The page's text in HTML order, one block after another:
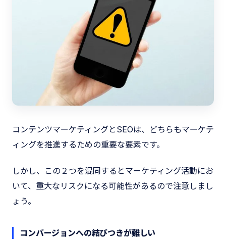
コンテンツマーケティングとSEOは、どちらもマーケテ
ィングを推進するための重要な要素です。
しかし、この２つを混同するとマーケティング活動にお
いて、重大なリスクになる可能性があるので注意しまし
ょう。
コンバージョンへの結びつきが難しい